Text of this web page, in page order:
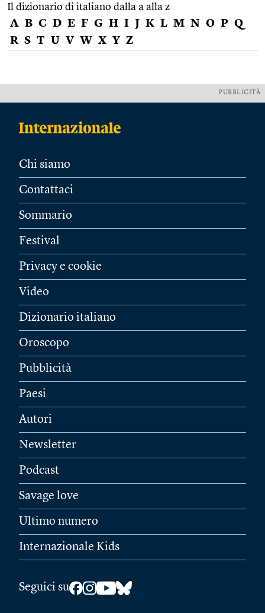
Il dizionario di italiano dalla a alla z
A B C D E F G H I J K L M N O P Q
R S T U V W X Y Z
PUBBLICITÀ
Chi siamo
Contattaci
Sommario
Festival
Privacy e cookie
Video
Dizionario italiano
Oroscopo
Pubblicità
Paesi
Autori
Newsletter
Podcast
Savage love
Ultimo numero
Internazionale Kids
Seguici su